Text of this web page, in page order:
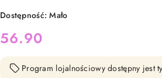
Dostępność:Mało
cena:
56.90
Program lojalnościowy dostępny jest